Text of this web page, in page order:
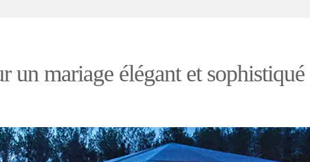
un mariage élégant et sophistiqué